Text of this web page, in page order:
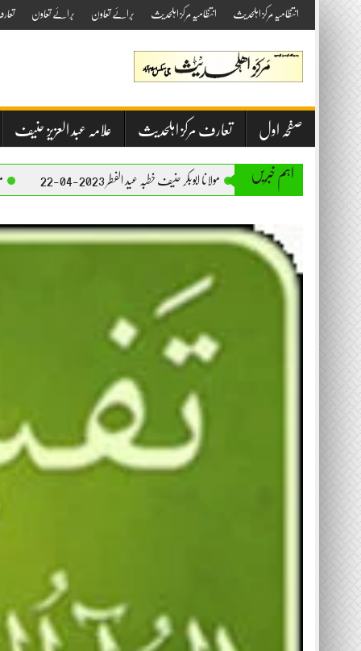
Skip
to
content
انتظامیہ مرکز اہلحدیث انتظامیہ مرکز اہلحدیث برائے تعاون برائے تعاون
صفحہ اول تعارف مرکز اہلحدیث علامہ عبد العزیز حنیف
اہم خبریں
مولانا ابوبکر حنیف خطبہ عید الفطر 2023-04-22 مولانا ابوبکر حنیف